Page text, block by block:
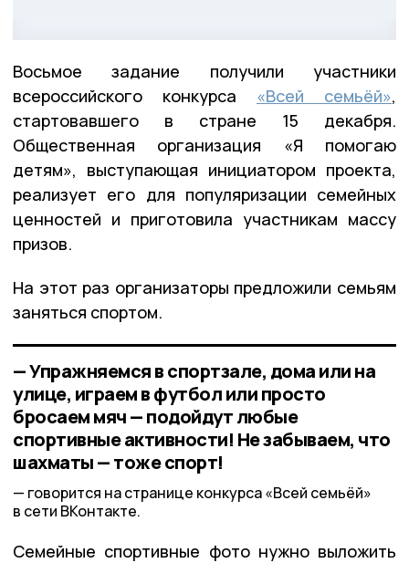
Восьмое задание получили участники
всероссийского конкурса «Всей семьёй»,
стартовавшего в стране 15 декабря.
Общественная организация «Я помогаю
детям», выступающая инициатором проекта,
реализует его для популяризации семейных
ценностей и приготовила участникам массу
призов.
На этот раз организаторы предложили семьям
заняться спортом.
— Упражняемся в спортзале, дома или на
улице, играем в футбол или просто
бросаем мяч — подойдут любые
спортивные активности! Не забываем, что
шахматы — тоже спорт!
говорится на странице конкурса «Всей семьёй»
в сети ВКонтакте.
Семейные спортивные фото нужно выложить